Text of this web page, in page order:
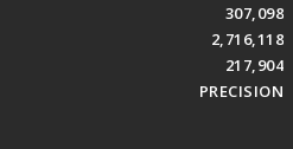
307,098
2,716,118
217,904
PRECISION